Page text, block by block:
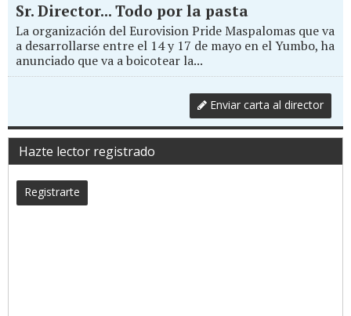
Sr. Director... Todo por la pasta
La organización del Eurovision Pride Maspalomas que va
a desarrollarse entre el 14 y 17 de mayo en el Yumbo, ha
anunciado que va a boicotear la...
Enviar carta al director
Hazte lector registrado
Registrarte